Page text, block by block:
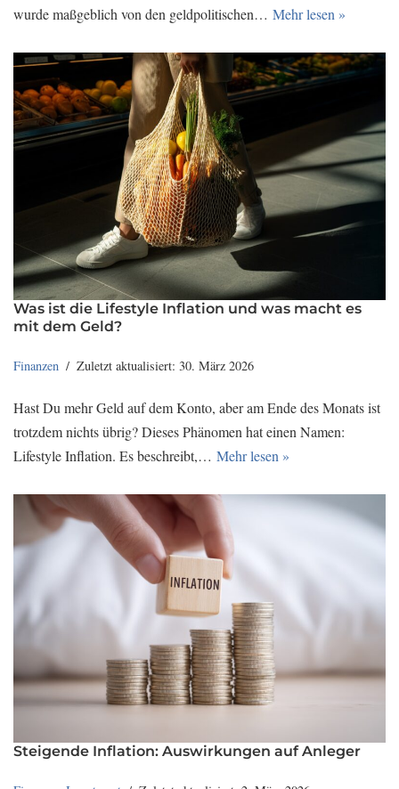
wurde maßgeblich von den geldpolitischen… Mehr lesen »
Was ist die Lifestyle Inflation und was macht es
mit dem Geld?
Finanzen Zuletzt aktualisiert: 30. März 2026
Hast Du mehr Geld auf dem Konto, aber am Ende des Monats ist
trotzdem nichts übrig? Dieses Phänomen hat einen Namen:
Lifestyle Inflation. Es beschreibt,… Mehr lesen »
Steigende Inflation: Auswirkungen auf Anleger